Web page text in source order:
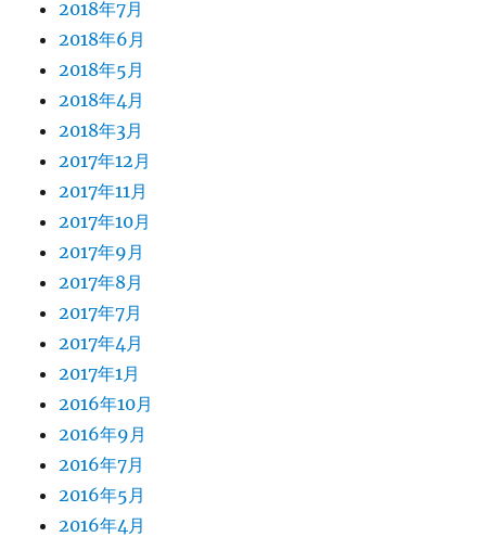
2018年7月
2018年6月
2018年5月
2018年4月
2018年3月
2017年12月
2017年11月
2017年10月
2017年9月
2017年8月
2017年7月
2017年4月
2017年1月
2016年10月
2016年9月
2016年7月
2016年5月
2016年4月